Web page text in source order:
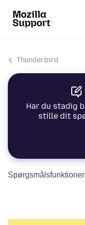
Thunderbird
Har du stadig
stille dit
Spørgsmålsfunktioner